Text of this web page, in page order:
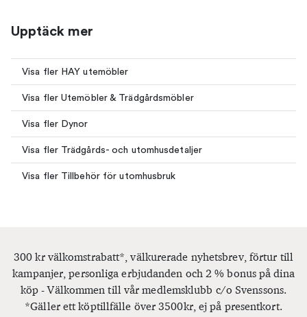
Upptäck mer
Visa fler HAY utemöbler
Visa fler Utemöbler & Trädgårdsmöbler
Visa fler Dynor
Visa fler Trädgårds- och utomhusdetaljer
Visa fler Tillbehör för utomhusbruk
300 kr välkomstrabatt*, välkurerade nyhetsbrev, förtur till
kampanjer, personliga erbjudanden och 2 % bonus på dina
köp - Välkommen till vår medlemsklubb c/o Svenssons.
*Gäller ett köptillfälle över 3500kr, ej på presentkort.